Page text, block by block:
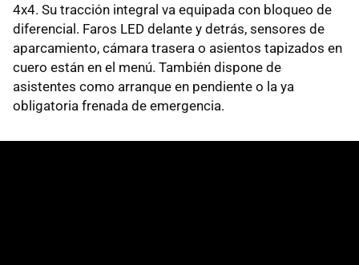
4x4. Su tracción integral va equipada con bloqueo de
diferencial. Faros LED delante y detrás, sensores de
aparcamiento, cámara trasera o asientos tapizados en
cuero están en el menú. También dispone de
asistentes como arranque en pendiente o la ya
obligatoria frenada de emergencia.